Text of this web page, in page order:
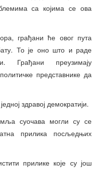
са којима се ова
грађани ће овог пута
То је оно што и раде
Грађани преузимају
представнике да
здравој демократији.
суочава могли су се
прилика посљедњих
прилике које су још